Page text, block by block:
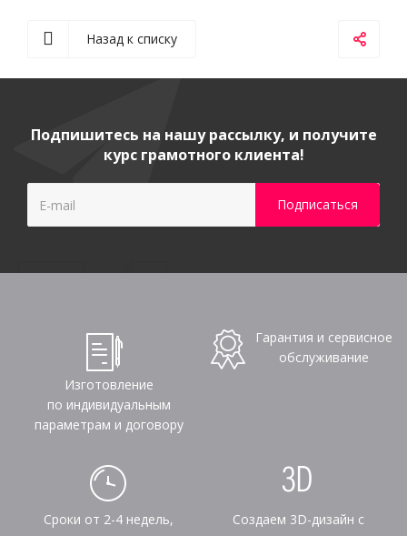
Назад к списку
Подпишитесь на нашу рассылку, и получите
курс грамотного клиента!
Изготовление
по индивидуальным
параметрам и договору
Гарантия и сервисное
обслуживание
Сроки от 2-4 недель,
Создаем 3D-дизайн с